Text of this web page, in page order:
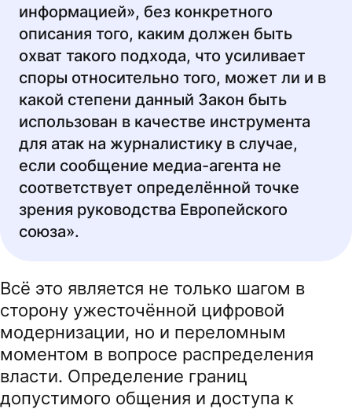
информацией», без конкретного
описания того, каким должен быть
охват такого подхода, что усиливает
споры относительно того, может ли и в
какой степени данный Закон быть
использован в качестве инструмента
для атак на журналистику в случае,
если сообщение медиа-агента не
соответствует определённой точке
зрения руководства Европейского
союза».
Всё это является не только шагом в
сторону ужесточённой цифровой
модернизации, но и переломным
моментом в вопросе распределения
власти. Определение границ
допустимого общения и доступа к